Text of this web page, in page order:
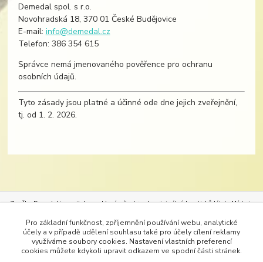
Demedal spol. s r.o.
Novohradská 18, 370 01 České Budějovice
E-mail: info@demedal.cz
Telefon: 386 354 615
Správce nemá jmenovaného pověřence pro ochranu
osobních údajů.
Tyto zásady jsou platné a účinné ode dne jejich zveřejnění,
tj. od 1. 2. 2026.
Značka Demedal je nositelem exkluzívního trendu originálních potisků látek.Móda je
i pracovního stylu. Vždy nejlépe padne oděv, který se nechá na míru ušít. Originálním
potiskem vhodné látky si dopřejete dokonalé dámské šaty – svatební, společenské, šaty
do tanečních, tuniky, kabáty, kalhoty či třeba alespoň trička. Do divadel lze s
Pro základní funkčnost, zpříjemnění používání webu, analytické
účely a v případě udělení souhlasu také pro účely cílení reklamy
využíváme soubory cookies. Nastavení vlastních preferencí
cookies můžete kdykoli upravit odkazem ve spodní části stránek.